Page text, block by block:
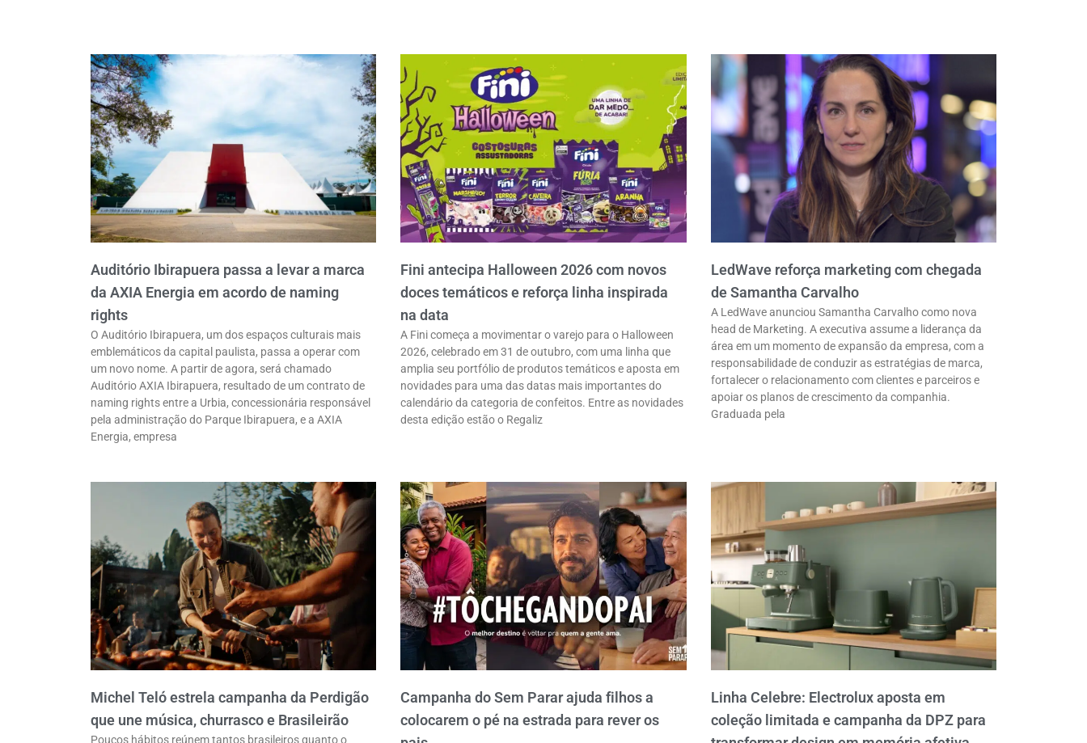
Auditório Ibirapuera passa a levar a marca
da AXIA Energia em acordo de naming
rights
O Auditório Ibirapuera, um dos espaços culturais mais
emblemáticos da capital paulista, passa a operar com
um novo nome. A partir de agora, será chamado
Auditório AXIA Ibirapuera, resultado de um contrato de
naming rights entre a Urbia, concessionária responsável
pela administração do Parque Ibirapuera, e a AXIA
Energia, empresa
Fini antecipa Halloween 2026 com novos
doces temáticos e reforça linha inspirada
na data
A Fini começa a movimentar o varejo para o Halloween
2026, celebrado em 31 de outubro, com uma linha que
amplia seu portfólio de produtos temáticos e aposta em
novidades para uma das datas mais importantes do
calendário da categoria de confeitos. Entre as novidades
desta edição estão o Regaliz
LedWave reforça marketing com chegada
de Samantha Carvalho
A LedWave anunciou Samantha Carvalho como nova
head de Marketing. A executiva assume a liderança da
área em um momento de expansão da empresa, com a
responsabilidade de conduzir as estratégias de marca,
fortalecer o relacionamento com clientes e parceiros e
apoiar os planos de crescimento da companhia.
Graduada pela
Michel Teló estrela campanha da Perdigão
que une música, churrasco e Brasileirão
Poucos hábitos reúnem tantos brasileiros quanto o
Campanha do Sem Parar ajuda filhos a
colocarem o pé na estrada para rever os
Linha Celebre: Electrolux aposta em
coleção limitada e campanha da DPZ para